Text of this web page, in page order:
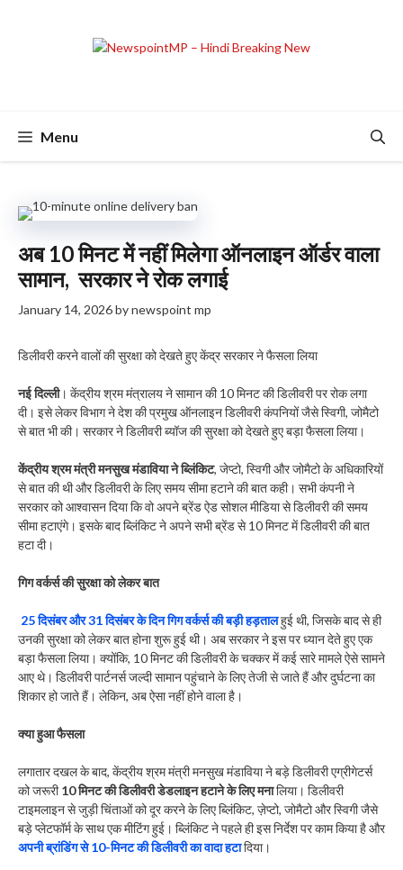
Menu
अब 10 मिनट में नहीं मिलेगा ऑनलाइन ऑर्डर वाला
सामान, सरकार ने रोक लगाई
January 14, 2026bynewspoint mp
डिलीवरी करने वालों की सुरक्षा को देखते हुए केंद्र सरकार ने फैसला लिया
नई दिल्ली। केंद्रीय श्रम मंत्रालय ने सामान की 10 मिनट की डिलीवरी पर रोक लगा
दी। इसे लेकर विभाग ने देश की प्रमुख ऑनलाइन डिलीवरी कंपनियों जैसे स्विगी, जोमैटो
से बात भी की। सरकार ने डिलीवरी ब्यॉज की सुरक्षा को देखते हुए बड़ा फैसला लिया।
केंद्रीय श्रम मंत्री मनसुख मंडाविया ने ब्लिंकिट, जेप्टो, स्विगी और जोमैटो के अधिकारियों
से बात की थी और डिलीवरी के लिए समय सीमा हटाने की बात कही। सभी कंपनी ने
सरकार को आश्वासन दिया कि वो अपने ब्रेंड ऐड सोशल मीडिया से डिलीवरी की समय
सीमा हटाएंगे। इसके बाद ब्लिंकिट ने अपने सभी ब्रेंड से 10 मिनट में डिलीवरी की बात
हटा दी।
गिग वर्कर्स की सुरक्षा को लेकर बात
25 दिसंबर और 31 दिसंबर के दिन गिग वर्कर्स की बड़ी हड़तालहुई थी, जिसके बाद से ही
उनकी सुरक्षा को लेकर बात होना शुरू हुई थी। अब सरकार ने इस पर ध्यान देते हुए एक
बड़ा फैसला लिया। क्योंकि, 10 मिनट की डिलीवरी के चक्कर में कई सारे मामले ऐसे सामने
आए थे। डिलीवरी पार्टनर्स जल्दी सामान पहुंचाने के लिए तेजी से जाते हैं और दुर्घटना का
शिकार हो जाते हैं। लेकिन, अब ऐसा नहीं होने वाला है।
क्या हुआ फैसला
लगातार दखल के बाद, केंद्रीय श्रम मंत्री मनसुख मंडाविया ने बड़े डिलीवरी एग्रीगेटर्स
को जरूरी10 मिनट की डिलीवरी डेडलाइन हटाने के लिए मनालिया। डिलीवरी
टाइमलाइन से जुड़ी चिंताओं को दूर करने के लिए ब्लिंकिट, ज़ेप्टो, जोमैटो और स्विगी जैसे
बड़े प्लेटफॉर्म के साथ एक मीटिंग हुई। ब्लिंकिट ने पहले ही इस निर्देश पर काम किया है और
अपनी ब्रांडिंग से 10-मिनट की डिलीवरी का वादा हटादिया।